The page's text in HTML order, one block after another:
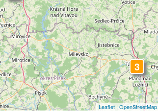
3
Leaflet| OpenStreetMap